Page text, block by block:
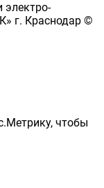
электро-
г. Краснодар ©
чтобы